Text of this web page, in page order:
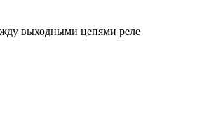
выходными цепями реле